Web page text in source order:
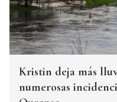
Kristin deja más
numerosas